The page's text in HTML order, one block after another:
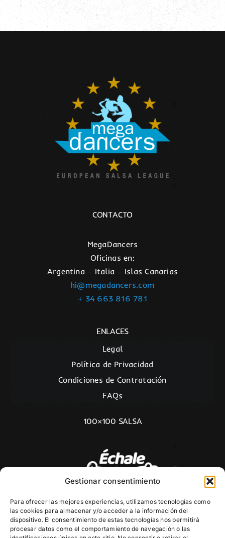
Gestionar consentimiento
Para ofrecer las mejores experiencias, utilizamos tecnologías como
las cookies para almacenar y/o acceder a la información del
dispositivo. El consentimiento de estas tecnologías nos permitirá
procesar datos como el comportamiento de navegación o las
CONTACTO
MegaDancers
Oficinas en:
Argentina – Italia – Islas Canarias
hi@megadancers.com
+ 34 663 816 781
ENLACES
Legal
Política de Privacidad
Condiciones de Contratación
FAQs
100×100 SALSA